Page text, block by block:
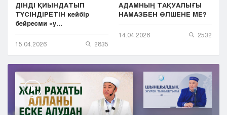
ДІНДІ ҚИЫНДАТЫП
ТҮСІНДІРЕТІН кейбір
бейресми «у...
15.04.2026 2835
АДАМНЫҢ ТАҚУАЛЫҒЫ
НАМАЗБЕН ӨЛШЕНЕ МЕ?
14.04.2026 2532